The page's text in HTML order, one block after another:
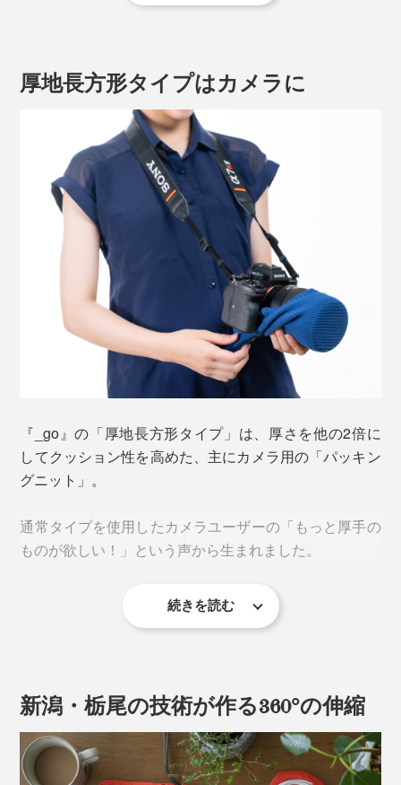
その点「パッキングニット」なら、一番小さい円形タイ
プで7g、一番大きい厚地長方形タイプでも16g。軽く柔
らかな素材でスキマを最小に圧縮します。
ツグン。擦れ合いによるキズ、無理な力をかけることに
よる劣化、ケーブルの絡まりを防ぎます。
360°どの角度にも伸びるニット素材。
厚地長方形タイプはカメラに
『_go』の「厚地長方形タイプ」は、厚さを他の2倍に
してクッション性を高めた、主にカメラ用の「パッキン
グニット」。
通常タイプを使用したカメラユーザーの「もっと厚手の
ものが欲しい！」という声から生まれました。
続きを読む
新潟・栃尾の技術が作る360°の伸縮